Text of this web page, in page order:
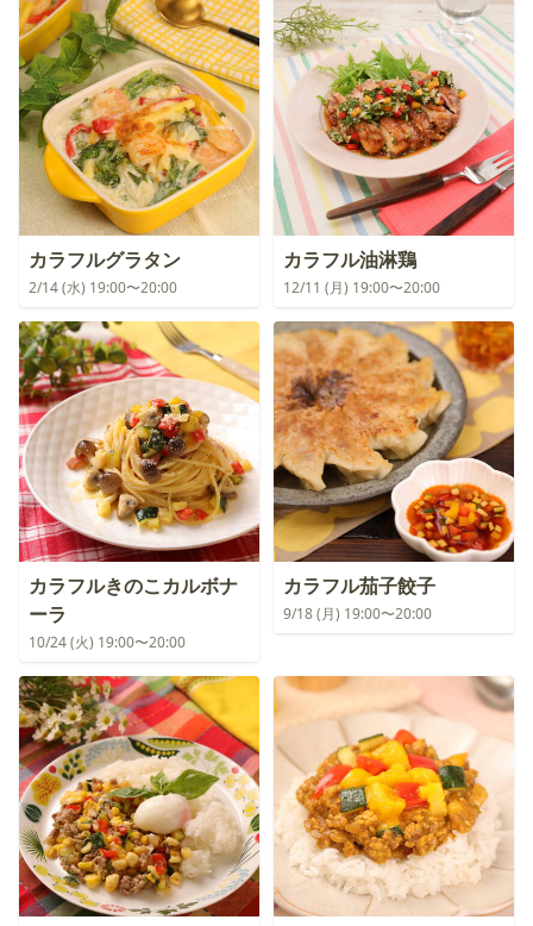
カラフルグラタン
2/14 (水) 19:00〜20:00
カラフル油淋鶏
12/11 (月) 19:00〜20:00
カラフルきのこカルボナ
ーラ
10/24 (火) 19:00〜20:00
カラフル茄子餃子
9/18 (月) 19:00〜20:00